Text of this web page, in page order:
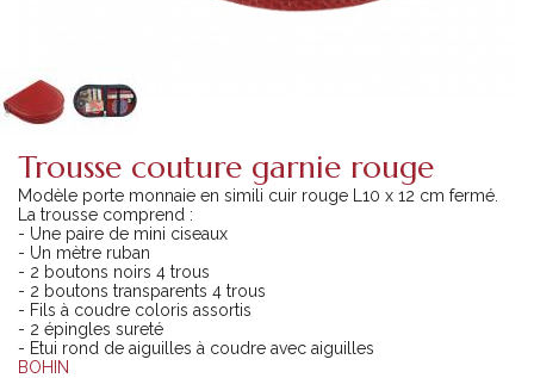
Trousse couture garnie rouge
Modèle porte monnaie en simili cuir rouge L10 x 12 cm fermé.
La trousse comprend :
- Une paire de mini ciseaux
- Un mètre ruban
- 2 boutons noirs 4 trous
- 2 boutons transparents 4 trous
- Fils à coudre coloris assortis
- 2 épingles sureté
- Etui rond de aiguilles à coudre avec aiguilles
BOHIN